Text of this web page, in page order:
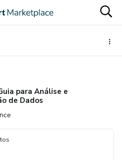
para Análise e
de Dados